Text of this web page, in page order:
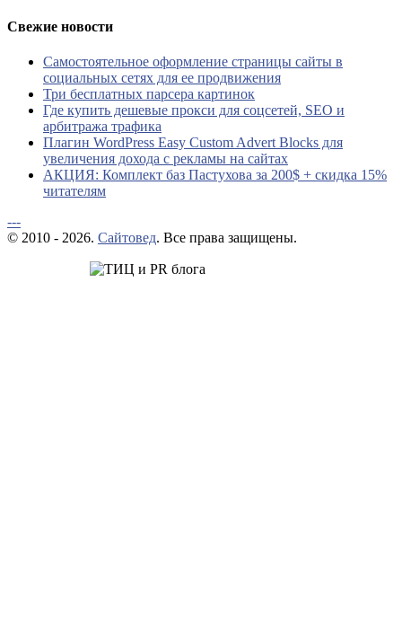
Свежие новости
Самостоятельное оформление страницы сайты в
социальных сетях для ее продвижения
Три бесплатных парсера картинок
Где купить дешевые прокси для соцсетей, SEO и
арбитража трафика
Плагин WordPress Easy Custom Advert Blocks для
увеличения дохода с рекламы на сайтах
АКЦИЯ: Комплект баз Пастухова за 200$ + скидка 15%
читателям
---
© 2010 - 2026. Сайтовед. Все права защищены.